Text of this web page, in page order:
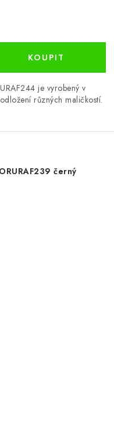
je vyrobený v
různých maličkostí.
černý